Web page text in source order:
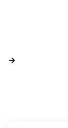
Elimine la infraestructura de pago tradicional → elimine los requisitos de KYC.